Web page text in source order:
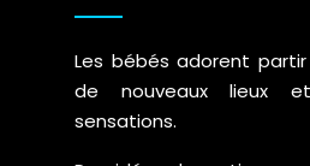
Les bébés adorent
de nouveaux lieux
sensations.